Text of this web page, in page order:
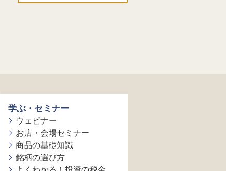
学ぶ・セミナー
ウェビナー
お店・会場セミナー
商品の基礎知識
銘柄の選び方